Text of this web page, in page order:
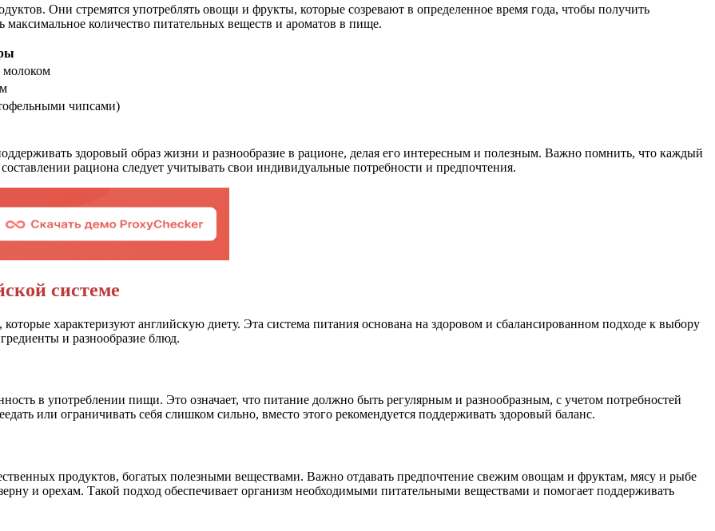
Они стремятся употреблять овощи и фрукты, которые созревают в определенное время года, чтобы получить
количество питательных веществ и ароматов в пище.
молоком
чипсами)
здоровый образ жизни и разнообразие в рационе, делая его интересным и полезным. Важно помнить, что каждый
рациона следует учитывать свои индивидуальные потребности и предпочтения.
системе
характеризуют английскую диету. Эта система питания основана на здоровом и сбалансированном подходе к выбору
и разнообразие блюд.
в употреблении пищи. Это означает, что питание должно быть регулярным и разнообразным, с учетом потребностей
или ограничивать себя слишком сильно, вместо этого рекомендуется поддерживать здоровый баланс.
продуктов, богатых полезными веществами. Важно отдавать предпочтение свежим овощам и фруктам, мясу и рыбе
и орехам. Такой подход обеспечивает организм необходимыми питательными веществами и помогает поддерживать